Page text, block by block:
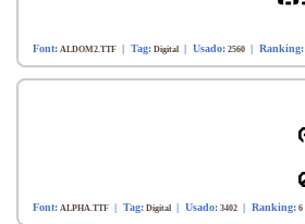
Font: ALDOM2.TTF | Tag: Digital | Usado: 2560 | Ranking:
Font: ALPHA.TTF | Tag: Digital | Usado: 3402 | Ranking: 6